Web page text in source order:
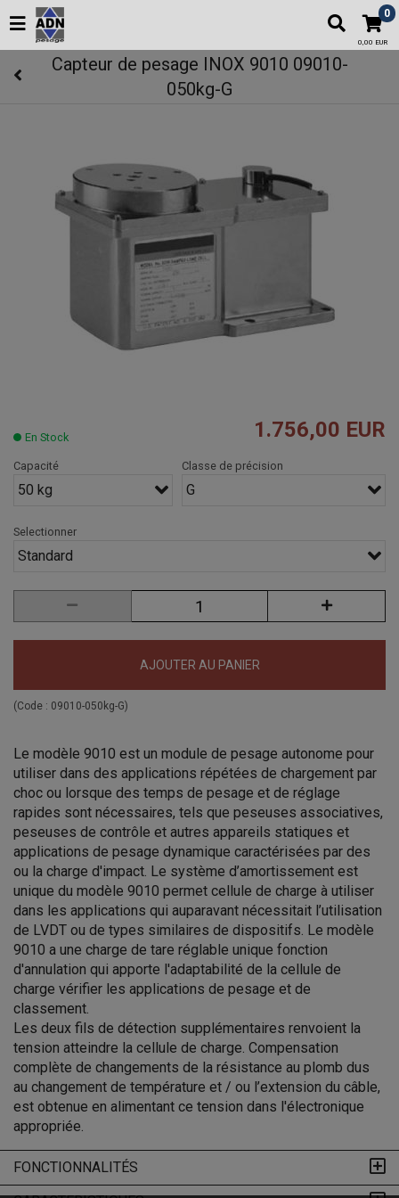
0
0,00 EUR
Capteur de pesage INOX 9010 09010-
050kg-G
En Stock 1.756,00 EUR
Capacité
50 kg
Classe de précision
G
Selectionner
Standard
AJOUTER AU PANIER
(Code : 09010-050kg-G)
Le modèle 9010 est un module de pesage autonome pour
utiliser dans des applications répétées de chargement par
choc ou lorsque des temps de pesage et de réglage
rapides sont nécessaires, tels que peseuses associatives,
peseuses de contrôle et autres appareils statiques et
applications de pesage dynamique caractérisées par des
ou la charge d'impact. Le système d’amortissement est
unique du modèle 9010 permet cellule de charge à utiliser
dans les applications qui auparavant nécessitait l’utilisation
de LVDT ou de types similaires de dispositifs. Le modèle
9010 a une charge de tare réglable unique fonction
d'annulation qui apporte l'adaptabilité de la cellule de
charge vérifier les applications de pesage et de
classement.
Les deux fils de détection supplémentaires renvoient la
tension atteindre la cellule de charge. Compensation
complète de changements de la résistance au plomb dus
au changement de température et / ou l’extension du câble,
est obtenue en alimentant ce tension dans l'électronique
appropriée.
FONCTIONNALITÉS